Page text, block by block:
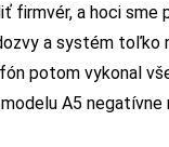
firmvér, a hoci
a systém toľko
potom vykonal
A5 negatívne